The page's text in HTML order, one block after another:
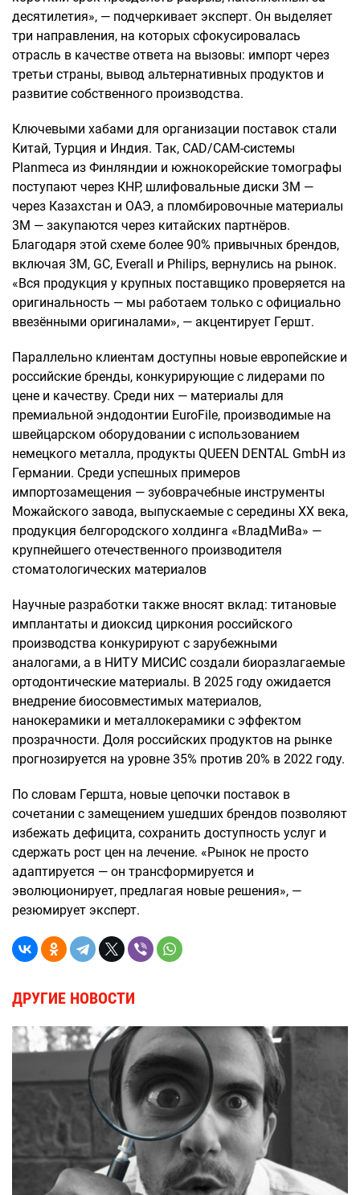
десятилетия», — подчеркивает эксперт. Он выделяет
три направления, на которых сфокусировалась
отрасль в качестве ответа на вызовы: импорт через
третьи страны, вывод альтернативных продуктов и
развитие собственного производства.
Ключевыми хабами для организации поставок стали
Китай, Турция и Индия. Так, CAD/CAM-системы
Planmeca из Финляндии и южнокорейские томографы
поступают через КНР, шлифовальные диски 3M —
через Казахстан и ОАЭ, а пломбировочные материалы
3M — закупаются через китайских партнёров.
Благодаря этой схеме более 90% привычных брендов,
включая 3M, GC, Everall и Philips, вернулись на рынок.
«Вся продукция у крупных поставщико проверяется на
оригинальность — мы работаем только с официально
ввезёнными оригиналами», — акцентирует Гершт.
Параллельно клиентам доступны новые европейские и
российские бренды, конкурирующие с лидерами по
цене и качеству. Среди них — материалы для
премиальной эндодонтии EuroFile, производимые на
швейцарском оборудовании с использованием
немецкого металла, продукты QUEEN DENTAL GmbH из
Германии. Среди успешных примеров
импортозамещения — зубоврачебные инструменты
Можайского завода, выпускаемые с середины XX века,
продукция белгородского холдинга «ВладМиВа» —
крупнейшего отечественного производителя
стоматологических материалов
Научные разработки также вносят вклад: титановые
имплантаты и диоксид циркония российского
производства конкурируют с зарубежными
аналогами, а в НИТУ МИСИС создали биоразлагаемые
ортодонтические материалы. В 2025 году ожидается
внедрение биосовместимых материалов,
нанокерамики и металлокерамики с эффектом
прозрачности. Доля российских продуктов на рынке
прогнозируется на уровне 35% против 20% в 2022 году.
По словам Гершта, новые цепочки поставок в
сочетании с замещением ушедших брендов позволяют
избежать дефицита, сохранить доступность услуг и
сдержать рост цен на лечение. «Рынок не просто
адаптируется — он трансформируется и
эволюционирует, предлагая новые решения», —
резюмирует эксперт.
ДРУГИЕ НОВОСТИ